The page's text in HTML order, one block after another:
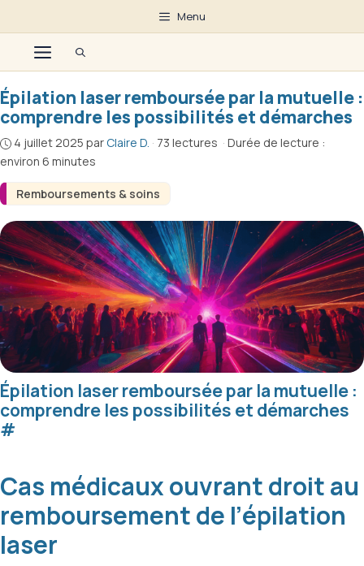
au
contenu
Menu
Menu
Remboursements & soins
Épilation laser remboursée par la mutuelle :
comprendre les possibilités et démarches
4 juillet 2025 par Claire D. · 73 lectures · Durée de lecture :
environ 6 minutes
Épilation laser remboursée par la mutuelle :
comprendre les possibilités et démarches
#
Cas médicaux ouvrant droit au
remboursement de l’épilation
laser